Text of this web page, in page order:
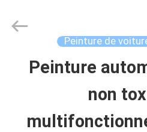
APERÇU
PRODUITS
Meklon
Peinture de
Peinture
non